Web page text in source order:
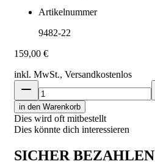
Artikelnummer
9482-22
159,00 €
inkl. MwSt., Versandkostenlos
in den Warenkorb
Dies wird oft mitbestellt
Dies könnte dich interessieren
SICHER BEZAHLEN